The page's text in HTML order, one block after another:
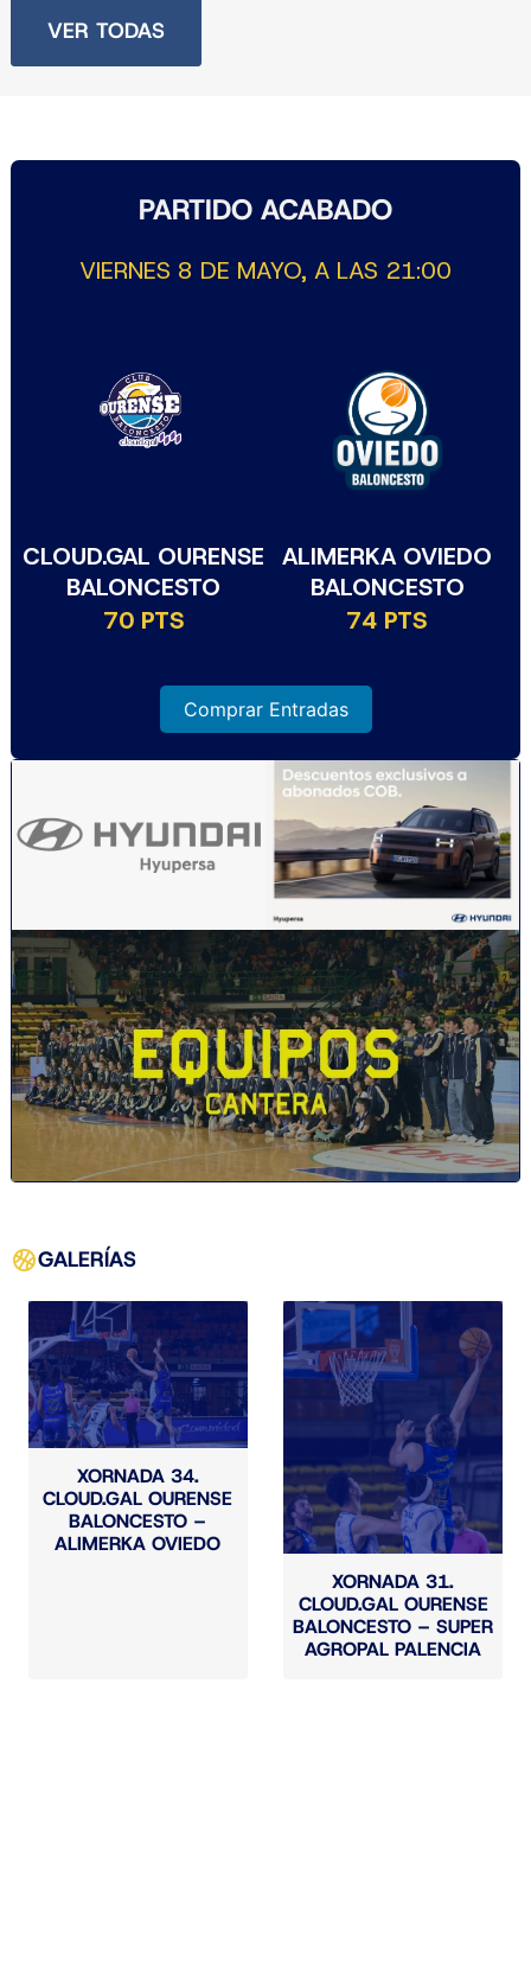
VER TODAS
PARTIDO ACABADO
VIERNES 8 DE MAYO, A LAS 21:00
CLOUD.GAL OURENSE
BALONCESTO
70 PTS
ALIMERKA OVIEDO
BALONCESTO
74 PTS
Comprar Entradas
GALERÍAS
XORNADA 34.
CLOUD.GAL OURENSE
BALONCESTO –
ALIMERKA OVIEDO
XORNADA 31.
CLOUD.GAL OURENSE
BALONCESTO – SUPER
AGROPAL PALENCIA